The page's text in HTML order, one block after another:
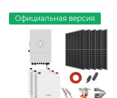
Официальная версия